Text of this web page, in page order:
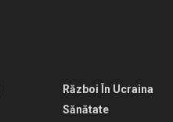
Război În Ucraina
Sănătate